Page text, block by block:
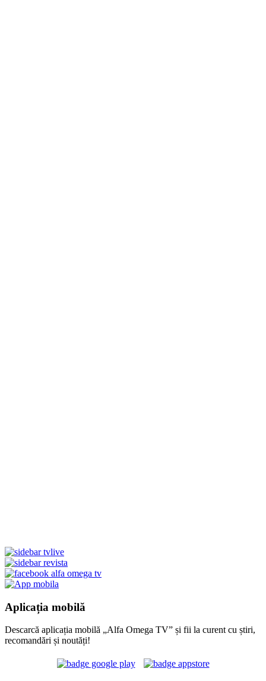
Aplicația mobilă
Descarcă aplicația mobilă „Alfa Omega TV” și fii la curent cu știri,
recomandări și noutăți!